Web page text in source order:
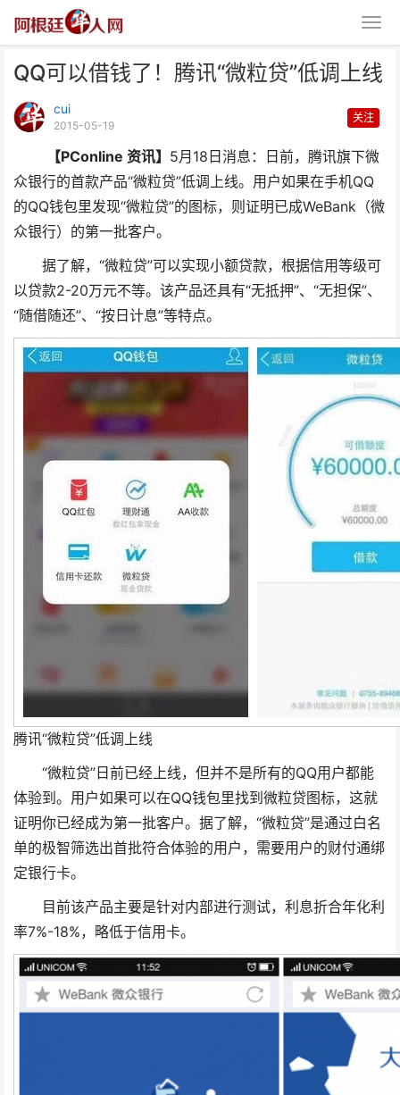
QQ可以借钱了！腾讯“微粒贷”低调上线
cui
2015-05-19
关注
【PConline 资讯】 5月18日消息：日前，腾讯旗下微
众银行的首款产品“微粒贷”低调上线。用户如果在手机QQ
的QQ钱包里发现“微粒贷”的图标，则证明已成WeBank（微
众银行）的第一批客户。
据了解，“微粒贷”可以实现小额贷款，根据信用等级可
以贷款2-20万元不等。该产品还具有“无抵押”、“无担保”、
“随借随还”、“按日计息”等特点。
腾讯“微粒贷”低调上线
“微粒贷”日前已经上线，但并不是所有的QQ用户都能
体验到。用户如果可以在QQ钱包里找到微粒贷图标，这就
证明你已经成为第一批客户。据了解，“微粒贷”是通过白名
单的极智筛选出首批符合体验的用户，需要用户的财付通绑
定银行卡。
目前该产品主要是针对内部进行测试，利息折合年化利
率7%-18%，略低于信用卡。
QQ可以借钱了！腾讯“微粒贷”低
调上线